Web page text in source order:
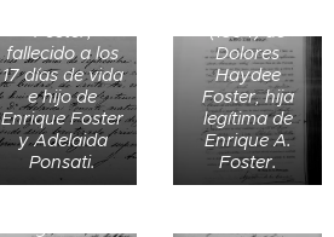
Foster,
fallecido a los
17 días de vida
e hijo de
Enrique Foster
y Adelaida
Ponsati.
(1894) de
Dolores
Haydee
Foster, hija
legítima de
Enrique A.
Foster.